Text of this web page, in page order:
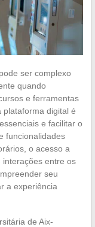
ser complexo
quando
e ferramentas
plataforma digital é
e facilitar o
funcionalidades
o acesso a
entre os
seu
a experiência
de Aix-